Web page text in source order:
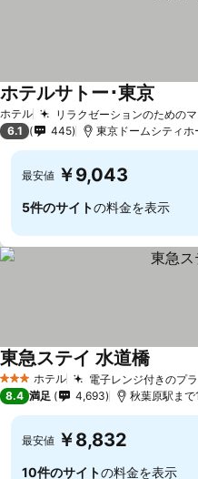
ホテル リラクゼーションのための
ホテルサトー･東京
6.1 445 東京ドームシティ
最安値 ￥9,043
5件のサイトの料金を表示
3 ホテルのランク
ホテル 電子レンジ付きのプ
東急ステイ 水道橋
8.4 満足 4,693 秋葉原駅まで
最安値 ￥8,832
10件のサイトの料金を表示